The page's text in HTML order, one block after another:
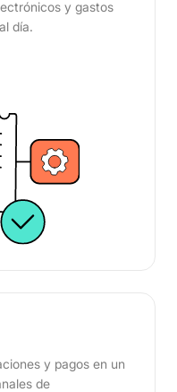
y gastos
día.
y pagos en un
de